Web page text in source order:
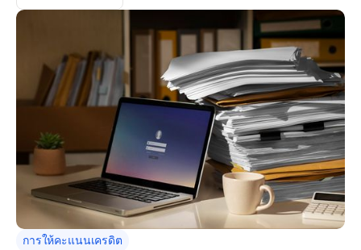
การให้คะแนนเครดิต